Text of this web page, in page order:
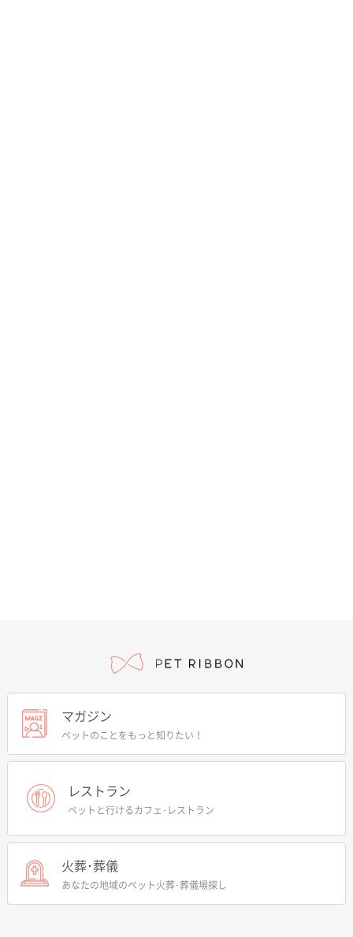
マガジン
ペットのことをもっと知りたい！
レストラン
ペットと行けるカフェ･レストラン
火葬･葬儀
あなたの地域のペット火葬･葬儀場探し